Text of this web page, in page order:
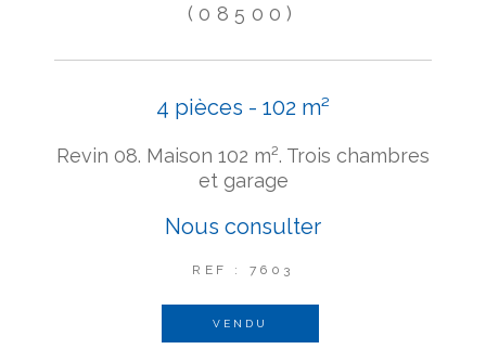
(08500)
4 pièces - 102 m²
Revin 08. Maison 102 m². Trois chambres
et garage
Nous consulter
REF : 7603
VENDU